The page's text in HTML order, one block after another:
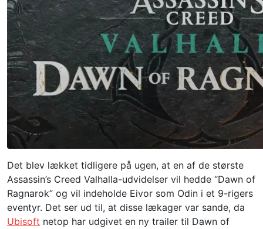
Det blev lækket tidligere på ugen, at en af ​​de største
Assassin’s Creed Valhalla-udvidelser vil hedde “Dawn of
Ragnarok” og vil indeholde Eivor som Odin i et 9-rigers
eventyr. Det ser ud til, at disse lækager var sande, da
Ubisoft netop har udgivet en ny trailer til Dawn of